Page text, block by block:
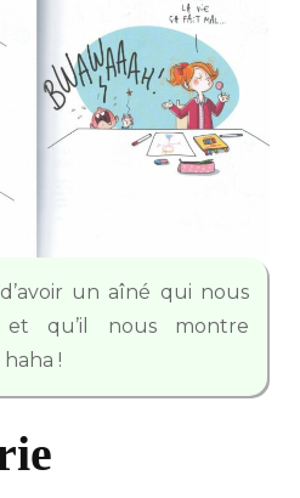
d’avoir un aîné qui nous
et qu’il nous montre
!